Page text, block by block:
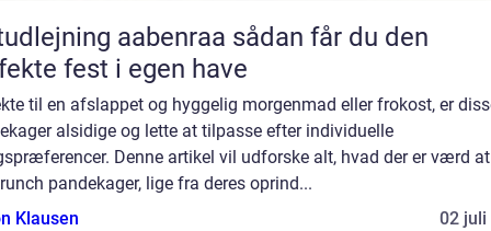
aabenraa sådan får du den
fest i egen have
til en afslappet og hyggelig morgenmad eller frokost, er
alsidige og lette at tilpasse efter individuelle
Denne artikel vil udforske alt, hvad der er værd
pandekager, lige fra deres oprind...
Klausen
02 juli